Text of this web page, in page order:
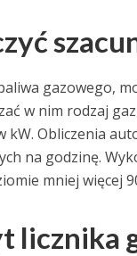
gazowego,
w nim rodzaj
kW. Obliczenia
na godzinę.
mniej więcej
licznika